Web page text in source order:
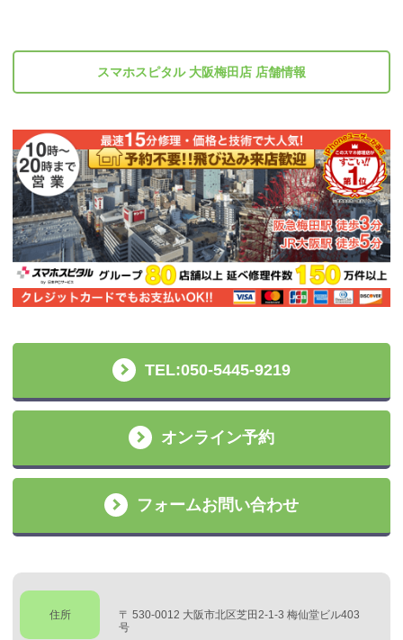
スマホスピタル 大阪梅田店 店舗情報
TEL:050-5445-9219
オンライン予約
フォームお問い合わせ
住所
〒 530-0012 大阪市北区芝田2-1-3 梅仙堂ビル403
号